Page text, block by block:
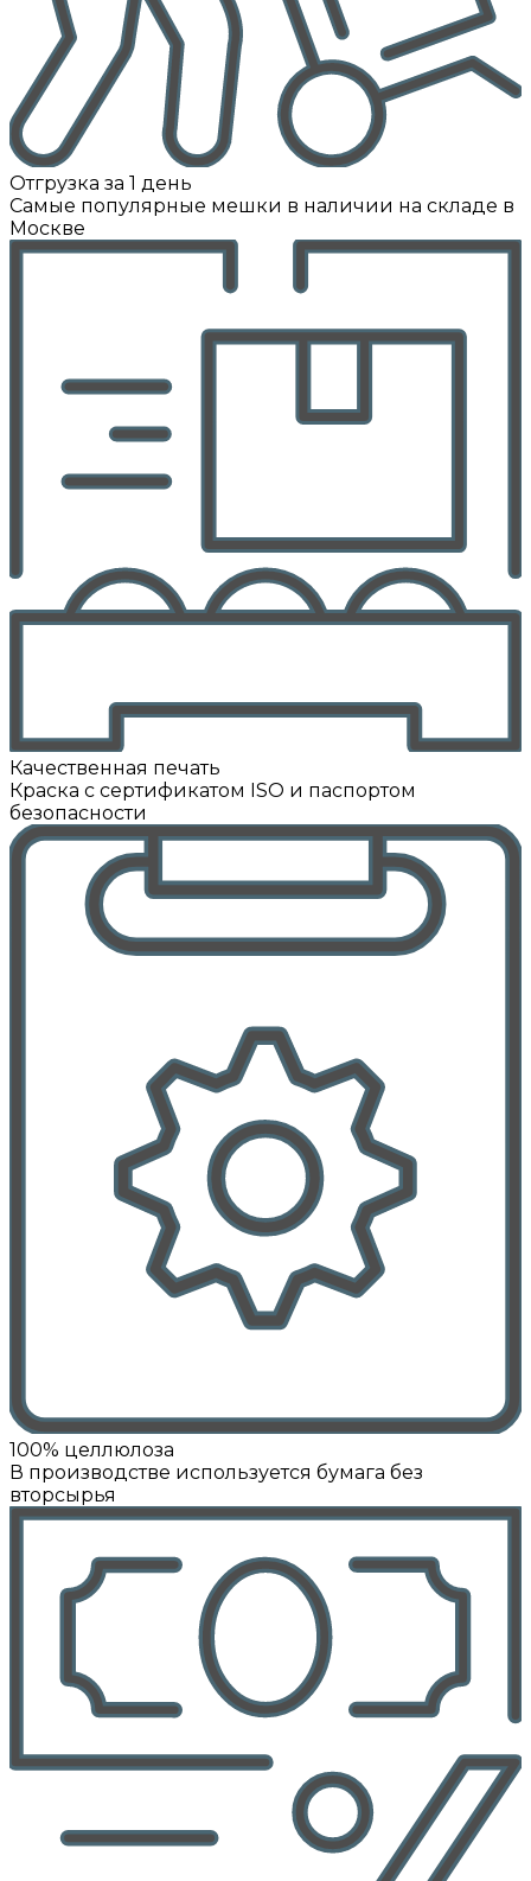
Отгрузка за 1 день
Самые популярные мешки в наличии на складе в
Москве
Качественная печать
Краска с сертификатом ISO и паспортом
безопасности
100% целлюлоза
В производстве используется бумага без
вторсырья